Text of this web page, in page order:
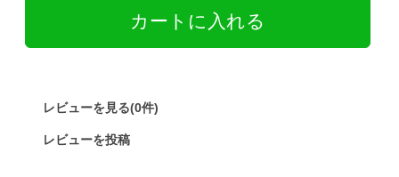
レビューを見る(0件)
レビューを投稿